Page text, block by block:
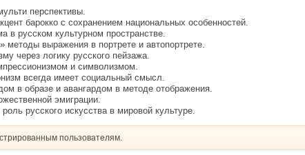
перспективы.
барокко с сохранением национальных особенностей.
в русском культурном пространстве.
методы выражения в портрете и автопортрете.
через логику русского пейзажа.
и символизмом.
всегда имеет социальный смысл.
в образе и авангардом в методе отображения.
эмиграции.
русского искусства в мировой культуре.
пользователям.